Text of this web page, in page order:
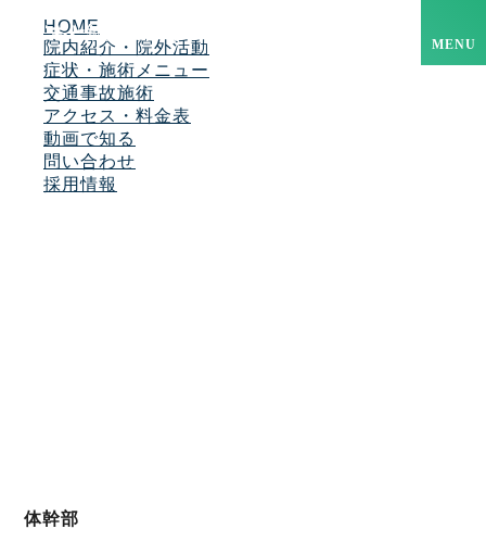
HOME
院内紹介・院外活動
症状・施術メニュー
交通事故施術
アクセス・料金表
動画で知る
問い合わせ
採用情報
MENU
体幹部